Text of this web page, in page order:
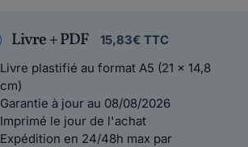
Livre + PDF
15,83€ TTC
Livre plastifié au format A5 (21 x 14,8
cm)
Garantie à jour au 08/08/2026
Imprimé le jour de l'achat
Expédition en 24/48h max par